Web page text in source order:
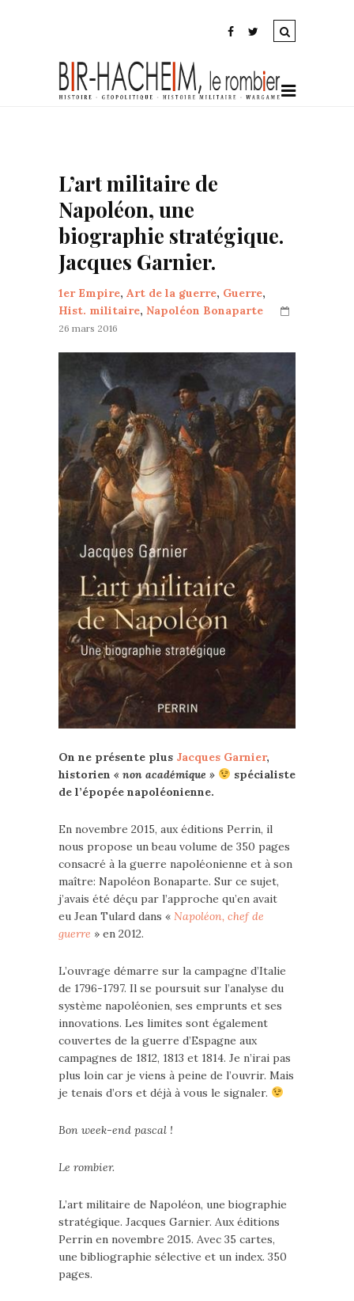
L’art militaire de
Napoléon, une
biographie stratégique.
Jacques Garnier.
1er Empire, Art de la guerre, Guerre,
Hist. militaire, Napoléon Bonaparte
26 mars 2016
On ne présente plus Jacques Garnier,
historien « non académique »
spécialiste
de l’épopée napoléonienne.
En novembre 2015, aux éditions Perrin, il
nous propose un beau volume de 350 pages
consacré à la guerre napoléonienne et à son
maître: Napoléon Bonaparte. Sur ce sujet,
j’avais été déçu par l’approche qu’en avait
eu Jean Tulard dans « Napoléon, chef de
guerre » en 2012.
L’ouvrage démarre sur la campagne d’Italie
de 1796-1797. Il se poursuit sur l’analyse du
système napoléonien, ses emprunts et ses
innovations. Les limites sont également
couvertes de la guerre d’Espagne aux
campagnes de 1812, 1813 et 1814. Je n’irai pas
plus loin car je viens à peine de l’ouvrir. Mais
je tenais d’ors et déjà à vous le signaler.
Bon week-end pascal !
Le rombier.
L’art militaire de Napoléon, une biographie
stratégique. Jacques Garnier. Aux éditions
Perrin en novembre 2015. Avec 35 cartes,
une bibliographie sélective et un index. 350
pages.